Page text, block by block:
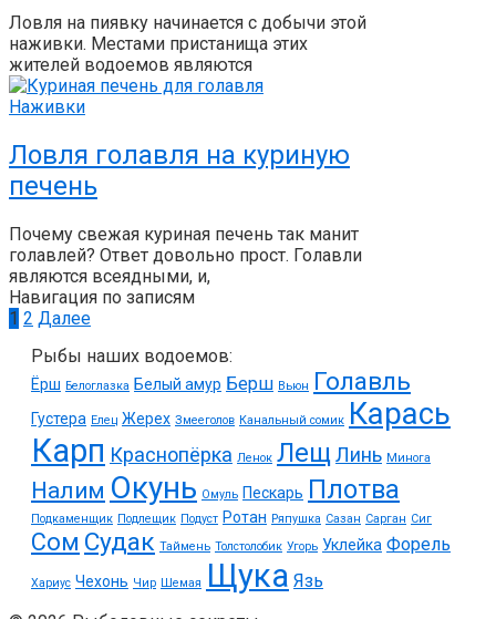
Ловля на пиявку начинается с добычи этой
наживки. Местами пристанища этих
жителей водоемов являются
Наживки
Ловля голавля на куриную
печень
Почему свежая куриная печень так манит
голавлей? Ответ довольно прост. Голавли
являются всеядными, и,
Навигация по записям
1 2 Далее
Рыбы наших водоемов:
Ёрш Белоглазка Белый амур Берш Вьюн Голавль
Густера Елец Жерех Змееголов Канальный сомик Карась
Карп Краснопёрка Ленок ЛещЛинь Минога
Налим Окунь Омуль Пескарь Плотва
Подкаменщик Подлещик Подуст Ротан Ряпушка Сазан Сарган Сиг
Сом Судак Таймень Толстолобик Угорь Уклейка Форель
Хариус Чехонь Чир Шемая Щука Язь